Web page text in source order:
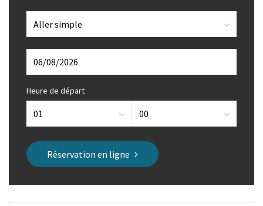
Heure de départ
Réservation en ligne